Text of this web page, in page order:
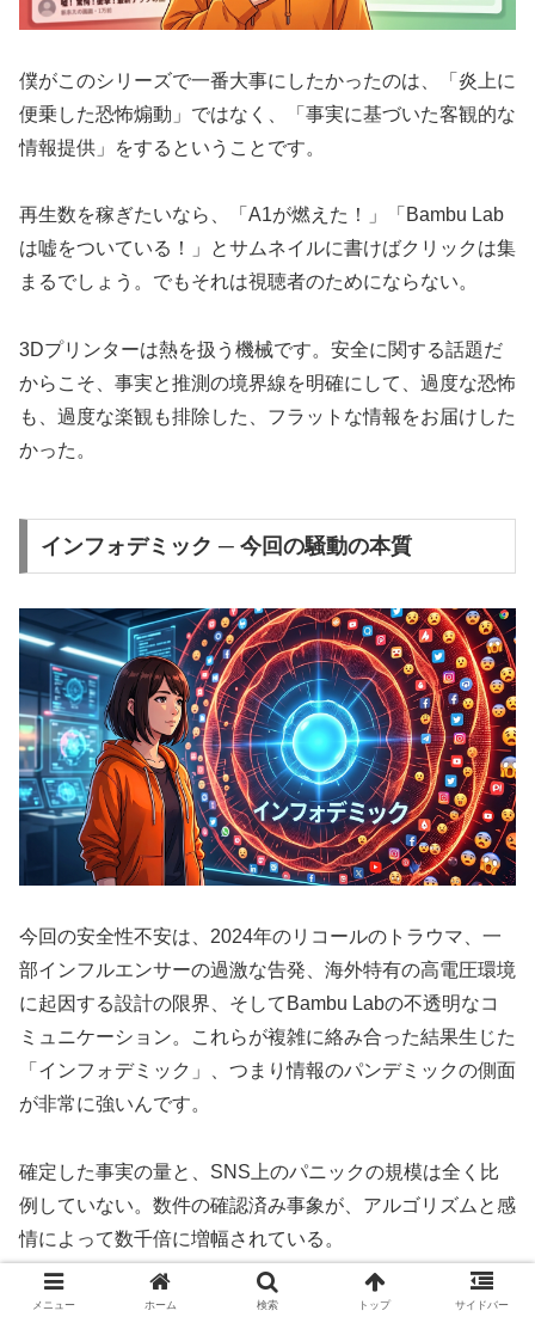
僕がこのシリーズで一番大事にしたかったのは、「炎上に
便乗した恐怖煽動」ではなく、「事実に基づいた客観的な
情報提供」をするということです。
再生数を稼ぎたいなら、「A1が燃えた！」「Bambu Lab
は嘘をついている！」とサムネイルに書けばクリックは集
まるでしょう。でもそれは視聴者のためにならない。
3Dプリンターは熱を扱う機械です。安全に関する話題だ
からこそ、事実と推測の境界線を明確にして、過度な恐怖
も、過度な楽観も排除した、フラットな情報をお届けした
かった。
インフォデミック ─ 今回の騒動の本質
今回の安全性不安は、2024年のリコールのトラウマ、一
部インフルエンサーの過激な告発、海外特有の高電圧環境
に起因する設計の限界、そしてBambu Labの不透明なコ
ミュニケーション。これらが複雑に絡み合った結果生じた
「インフォデミック」、つまり情報のパンデミックの側面
が非常に強いんです。
確定した事実の量と、SNS上のパニックの規模は全く比
例していない。数件の確認済み事象が、アルゴリズムと感
情によって数千倍に増幅されている。
3Dプリンターに限らず、こういう構図はこれからも繰り
メニュー ホーム 検索 トップ サイドバー